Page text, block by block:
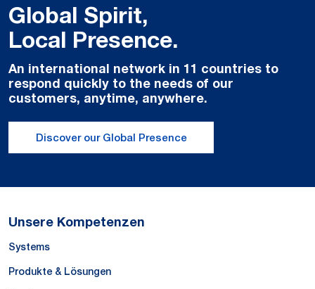
Global Spirit,
Local Presence.
An international network in 11 countries to
respond quickly to the needs of our
customers, anytime, anywhere.
Discover our Global Presence
Unsere Kompetenzen
Systems
Produkte & Lösungen